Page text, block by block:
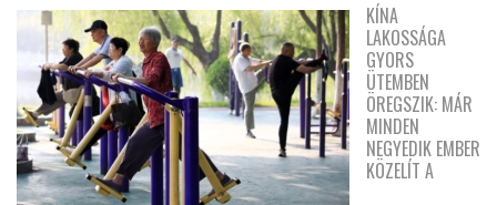
KÍNA
LAKOSSÁGA
GYORS
ÜTEMBEN
ÖREGSZIK: MÁR
MINDEN
NEGYEDIK EMBER
KÖZELÍT A